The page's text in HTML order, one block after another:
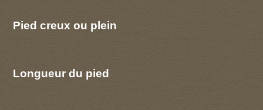
Pied creux ou plein
Longueur du pied